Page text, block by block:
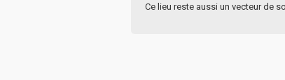
Ce lieu reste aussi un vecteur de